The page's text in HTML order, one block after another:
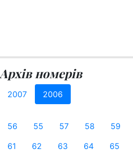
Архів номерів
2007 2006
56 55 57 58 59
61
62 63 64 65